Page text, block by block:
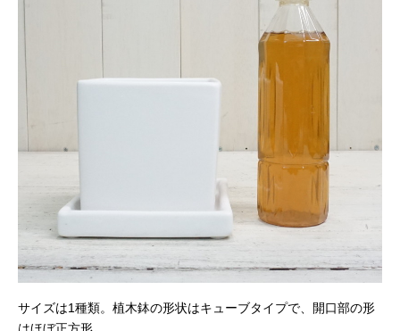
サイズは1種類。植木鉢の形状はキューブタイプで、開口部の形